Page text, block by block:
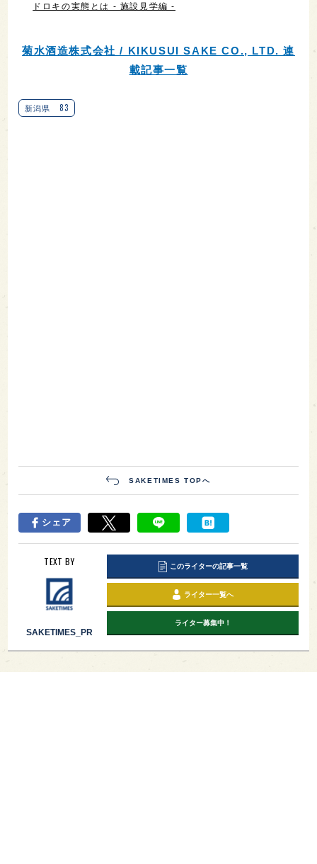
ドロキの実態とは - 施設見学編 -
菊水酒造株式会社 / KIKUSUI SAKE CO., LTD. 連
載記事一覧
新潟県 83
SAKETIMES TOPへ
シェア
TEXT BY
SAKETIMES_PR
このライターの記事一覧
ライター一覧へ
ライター募集中！